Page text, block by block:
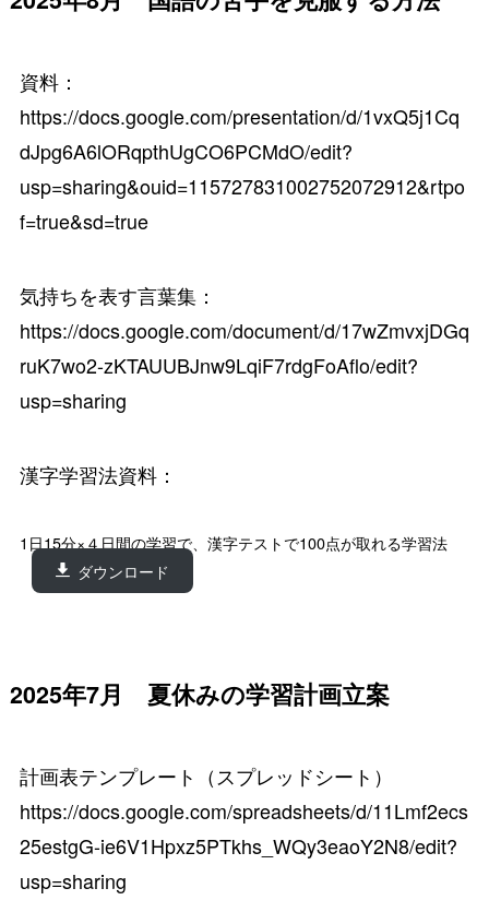
資料：
https://docs.google.com/presentation/d/1vxQ5j1Cq
dJpg6A6lORqpthUgCO6PCMdO/edit?
usp=sharing&ouid=115727831002752072912&rtpo
f=true&sd=true
気持ちを表す言葉集：
https://docs.google.com/document/d/17wZmvxjDGq
ruK7wo2-zKTAUUBJnw9LqiF7rdgFoAflo/edit?
usp=sharing
漢字学習法資料：
1日15分×４日間の学習で、漢字テストで100点が取れる学習法
ダウンロード
2025年7月 夏休みの学習計画立案
計画表テンプレート（スプレッドシート）
https://docs.google.com/spreadsheets/d/11Lmf2ecs
25estgG-ie6V1Hpxz5PTkhs_WQy3eaoY2N8/edit?
usp=sharing